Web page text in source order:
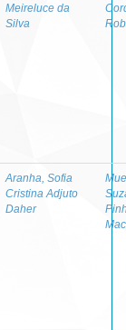
Meireluce da
Silva
Aranha, Sofia
Cristina Adjuto
Daher